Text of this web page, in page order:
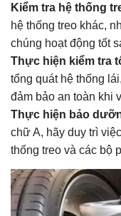
Kiểm tra hệ thống
hệ thống treo khác,
chúng hoạt động tốt
Thực hiện kiểm tra
tổng quát hệ thống
đảm bảo an toàn khi
Thực hiện bảo
chữ A, hãy duy trì
thống treo và các bộ